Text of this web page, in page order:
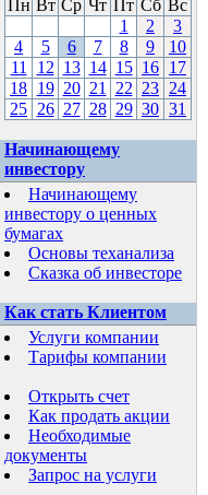
Пн Вт Ср Чт Пт Сб Вс
1
2
3
4
5 6 7 8 9
10
11
12 13 14 15 16 17
18 19 20 21 22 23 24
25 26 27 28 29 30 31
Начинающему
инвестору
Начинающему
инвестору о ценных
бумагах
Основы теханализа
Сказка об инвесторе
Как стать Клиентом
Услуги компании
Тарифы компании
Открыть счет
Как продать акции
Необходимые
документы
Запрос на услуги